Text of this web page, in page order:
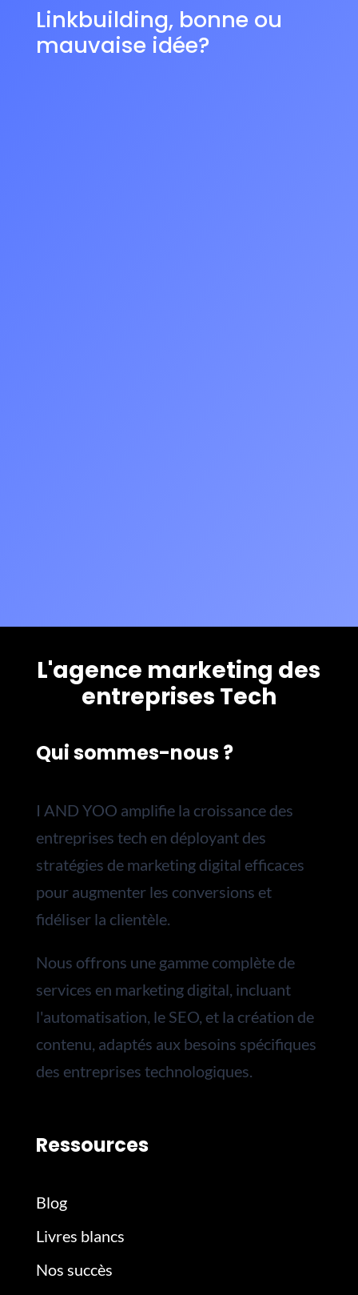
Linkbuilding, bonne ou
mauvaise idée?
L'agence marketing des
entreprises Tech
Qui sommes-nous ?
I AND YOO amplifie la croissance des
entreprises tech en déployant des
stratégies de marketing digital efficaces
pour augmenter les conversions et
fidéliser la clientèle.
Nous offrons une gamme complète de
services en marketing digital, incluant
l'automatisation, le SEO, et la création de
contenu, adaptés aux besoins spécifiques
des entreprises technologiques.
Ressources
Blog
Livres blancs
Nos succès